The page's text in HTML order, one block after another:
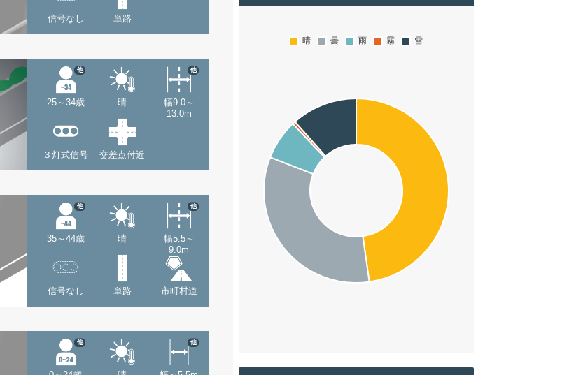
信号なし 単路
25～34歳
他
晴
幅9.0～
13.0m
他
３灯式信号 交差点付近
35～44歳
他
晴
幅5.5～
9.0m
他
信号なし 単路 市町村道
他 他